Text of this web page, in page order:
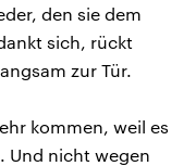
den sie dem
sich, rückt
zur Tür.
kommen, weil es
Und nicht wegen